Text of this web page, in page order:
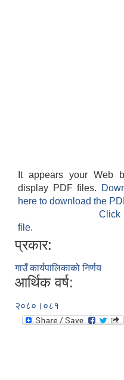
It appears your Web
display PDF files.
here to download the
file.
प्रकार:
गाउँ कार्यपालिकाको निर्णय
आर्थिक वर्ष:
२०८०।०८१